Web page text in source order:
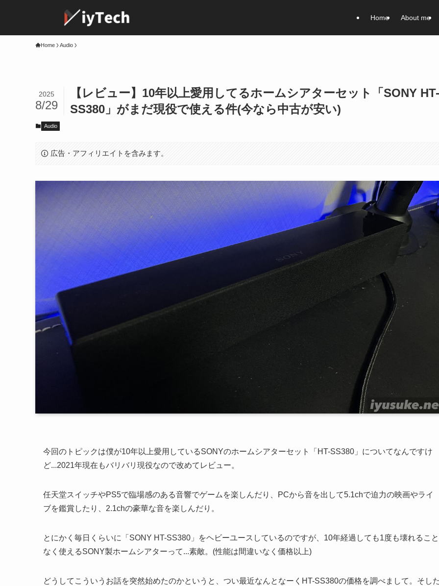
Home About me
Home Audio
【レビュー】10年以上愛用してるホームシアターセット「SONY HT-
SS380」がまだ現役で使える件(今なら中古が安い)
2025
8/29
Audio
広告・アフィリエイトを含みます。
今回のトピックは僕が10年以上愛用しているSONYのホームシアターセット「HT-SS380」についてなんですけ
ど...2021年現在もバリバリ現役なので改めてレビュー。
任天堂スイッチやPS5で臨場感のある音響でゲームを楽しんだり、PCから音を出して5.1chで迫力の映画やライ
ブを鑑賞したり、2.1chの豪華な音を楽しんだり。
とにかく毎日くらいに「SONY HT-SS380」をヘビーユースしているのですが、10年経過しても1度も壊れること
なく使えるSONY製ホームシアターって...素敵。(性能は間違いなく価格以上)
どうしてこういうお話を突然始めたのかというと、つい最近なんとなーくHT-SS380の価格を調べまして。そし